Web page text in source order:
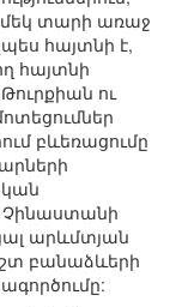
մեկ տարի առաջ
հայտնի է,
հայտնի
ու
բևեռացումը
Չինաստանի
արևմտյան
բանաձևերի